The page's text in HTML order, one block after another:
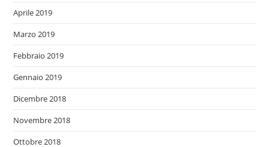
Aprile 2019
Marzo 2019
Febbraio 2019
Gennaio 2019
Dicembre 2018
Novembre 2018
Ottobre 2018